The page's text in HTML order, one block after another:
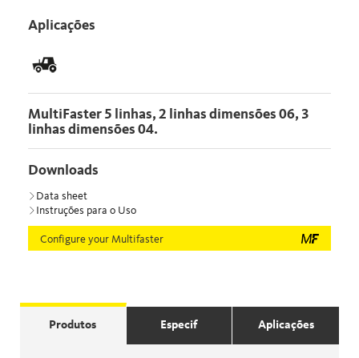
Aplicações
MultiFaster 5 linhas, 2 linhas dimensões 06, 3
linhas dimensões 04.
Downloads
Data sheet
Instruções para o Uso
Configure your Multifaster
Produtos Especif Aplicações